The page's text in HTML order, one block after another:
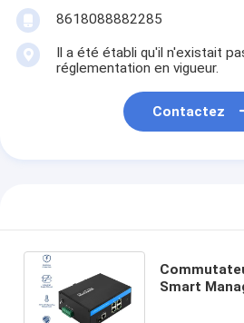
8618088882285
Il a été établi qu'il n'existait
réglementation en vigueur.
Contactez
Smart